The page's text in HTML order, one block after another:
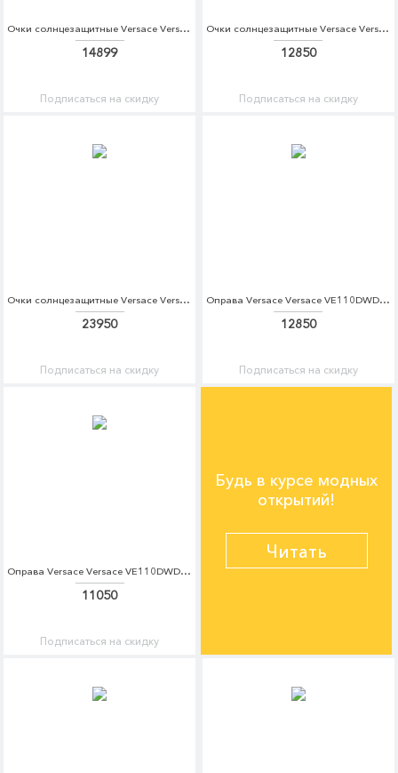
Очки солнцезащитные Versace Versace VE110DWTZG34
14899
Подписаться на скидку
Очки солнцезащитные Versace Versace VE110DWDBDT6
12850
Подписаться на скидку
Очки солнцезащитные Versace Versace VE110DWDBDT7
23950
Подписаться на скидку
Оправа Versace Versace VE110DWDBEC1
12850
Подписаться на скидку
Оправа Versace Versace VE110DWDBEC2
11050
Подписаться на скидку
Будь в курсе модных
открытий!
Читать